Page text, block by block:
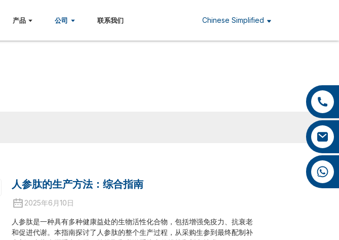
产品 公司 联系我们 Chinese Simplified
人参肽的生产方法：综合指南
2025年6月10日
人参肽是一种具有多种健康益处的生物活性化合物，包括增强免疫力、抗衰老
和促进代谢。本指南探讨了人参肽的整个生产过程，从采购生参到最终配制补